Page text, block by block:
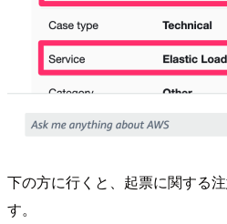
下の方に行くと、起票に関する
す。